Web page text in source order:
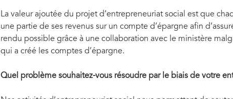
La valeur ajoutée du projet d’entrepreneuriat social est que
une partie de ses revenus sur un compte d’épargne afin
rendu possible grâce à une collaboration avec le ministère
qui a créé les comptes d’épargne.
Quel problème souhaitez-vous résoudre par le biais de votre